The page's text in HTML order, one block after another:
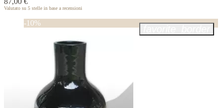
Valutato su 5 stelle in base a recensioni
-10%